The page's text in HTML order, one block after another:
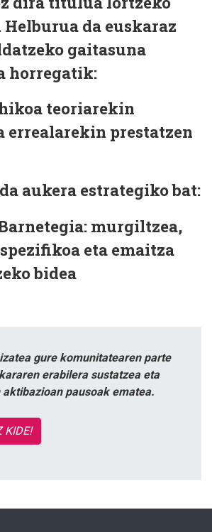
Helburua da euskaraz
gaitasuna
horregatik:
teoriarekin
errealarekin prestatzen
aukera estrategiko bat:
murgiltzea,
eta emaitza
bidea
izatea gure komunitatearen parte
erabilera sustatzea eta
pausoak ematea.
KIDE!